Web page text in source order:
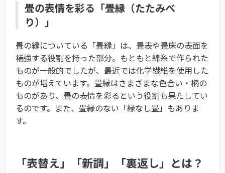
畳の表情を彩る「畳縁（たたみべ
り）」
畳の縁についている「畳縁」は、畳表や畳床の表面を
補強する役割を持った部分。もともと綿糸で作られた
ものが一般的でしたが、最近では化学繊維を使用した
ものが増えています。畳縁はさまざまな色合い・柄の
ものがあり、畳の表情を彩るという役割も果たしてい
るのです。また、畳縁のない「縁なし畳」もありま
す。
「表替え」「新調」「裏返し」とは？